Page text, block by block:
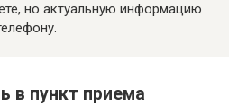
но актуальную информацию
в пункт приема